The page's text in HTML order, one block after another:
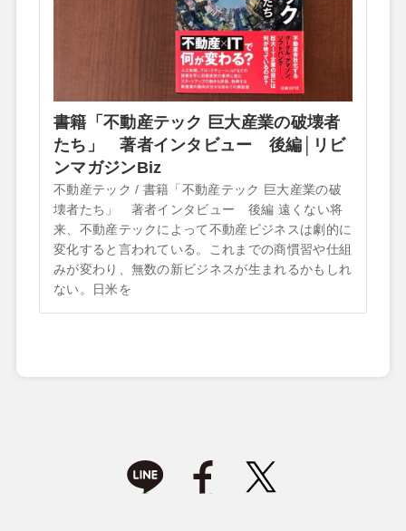
書籍「不動産テック 巨大産業の破壊者
たち」 著者インタビュー 後編│リビ
ンマガジンBiz
不動産テック / 書籍「不動産テック 巨大産業の破
壊者たち」 著者インタビュー 後編 遠くない将
来、不動産テックによって不動産ビジネスは劇的に
変化すると言われている。これまでの商慣習や仕組
みが変わり、無数の新ビジネスが生まれるかもしれ
ない。日米を